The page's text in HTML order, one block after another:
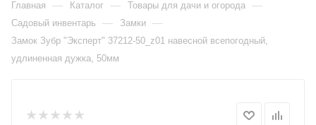
Главная — Каталог — Товары для дачи и огорода —
Садовый инвентарь — Замки —
Замок Зубр "Эксперт" 37212-50_z01 навесной всепогодный,
удлиненная дужка, 50мм